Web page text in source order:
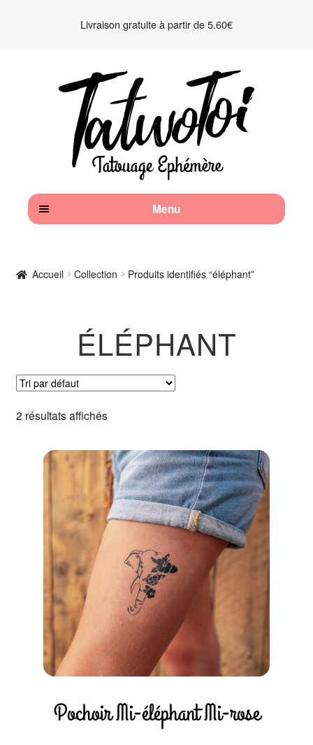
Livraison gratuite à partir de 5.60€
Menu
Pochoirs
Comment ça marche ?
Accueil Collection Produits identifiés “éléphant”
ÉLÉPHANT
2 résultats affichés
Pochoir Mi-éléphant Mi-rose